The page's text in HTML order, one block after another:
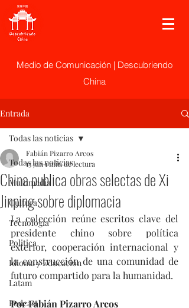
Medio de Comunicación | Descubriendo
China
Entrada
Todas las noticias
Multimedia
Cultura
Tecnología
Politica
Idioma y Educación
Latam
Podcast
Todas las noticias
China publica obras selectas de Xi
Jinping sobre diplomacia
Fabián Pizarro Arcos
13 jun 1 min de lectura
La colección reúne escritos clave del
presidente chino sobre política
exterior, cooperación internacional y
la construcción de una comunidad de
futuro compartido para la humanidad.
Por Fabián Pizarro Arcos